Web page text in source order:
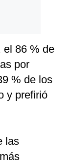
el 86 % de
por
% de los
y prefirió
las